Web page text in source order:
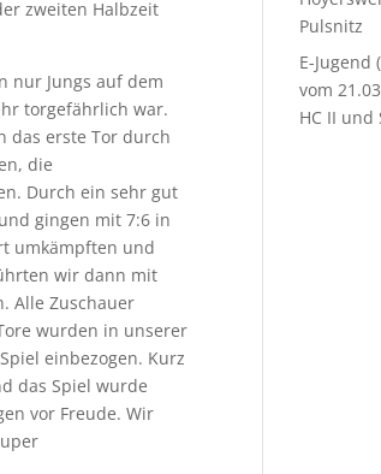
zweiten Halbzeit
nur Jungs auf dem
torgefährlich war.
das erste Tor durch
die
Durch ein sehr gut
gingen mit 7:6 in
umkämpften und
wir dann mit
Alle Zuschauer
wurden in unserer
einbezogen. Kurz
das Spiel wurde
vor Freude. Wir
Pulsnitz
E-Jugend
vom
HC II und